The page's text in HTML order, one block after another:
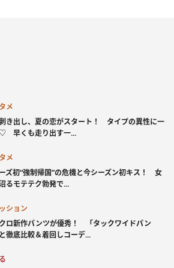
メ
き出し、夏の恋がスタート！ タイプの異性に一
早くも走り出す一...
メ
ズ初“強制帰国”の危機と今シーズン初キス！ 女
るモテテク勃発で...
ション
ロ新作パンツが優秀！ 「タックワイドパン
徹底比較＆着回しコーデ...